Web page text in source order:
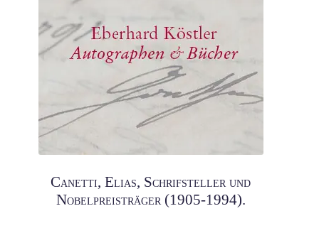
Canetti, Elias, Schrifsteller und
Nobelpreisträger (1905-1994).